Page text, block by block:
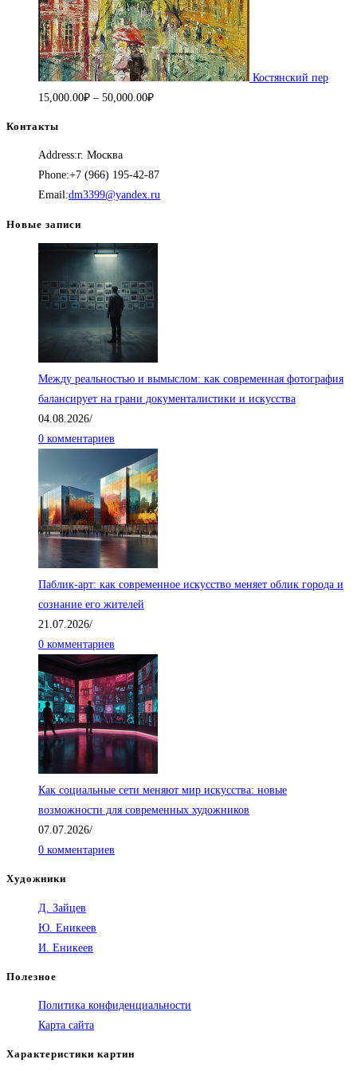
Костянский пер
15,000.00₽ – 50,000.00₽Диапазон
50,000.00₽
Контакты
Address:г. Москва
Phone:+7 (966) 195-42-87
Email:dm3399@yandex.ru
Новые записи
Между реальностью и вымыслом: как современная фотография
балансирует на грани документалистики и искусства
04.08.2026/
0 комментариев
Паблик-арт: как современное искусство меняет облик города и
сознание его жителей
21.07.2026/
0 комментариев
Как социальные сети меняют мир искусства: новые
возможности для современных художников
07.07.2026/
0 комментариев
Художники
Д. Зайцев
Ю. Еникеев
И. Еникеев
Полезное
Политика конфиденциальности
Карта сайта
Характеристики картин